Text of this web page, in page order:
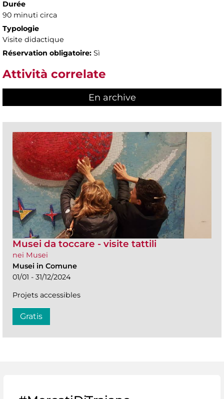
Durée
90 minuti circa
Typologie
Visite didactique
Réservation obligatoire: Sì
Attività correlate
En archive
Musei da toccare - visite tattili
nei Musei
Musei in Comune
01/01 - 31/12/2024
Projets accessibles
Gratis